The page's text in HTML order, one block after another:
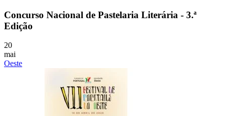
Concurso Nacional de Pastelaria Literária - 3.ª
Edição
20
mai
Oeste